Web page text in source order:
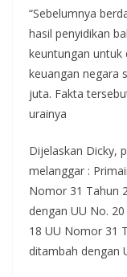
“Sebelumnya
hasil penyidikan
keuntungan untuk
keuangan negara
juta. Fakta
urainya
Dijelaskan Dicky,
melanggar :
Nomor 31 Tahun
dengan UU No.
18 UU Nomor 31
ditambah dengan